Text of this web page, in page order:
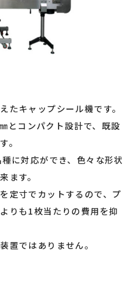
たキャップシール機です。
とコンパクト設計で、既設
。
に対応ができ、色々な形状
ます。
定寸でカットするので、プ
りも1枚当たりの費用を抑
置ではありません。